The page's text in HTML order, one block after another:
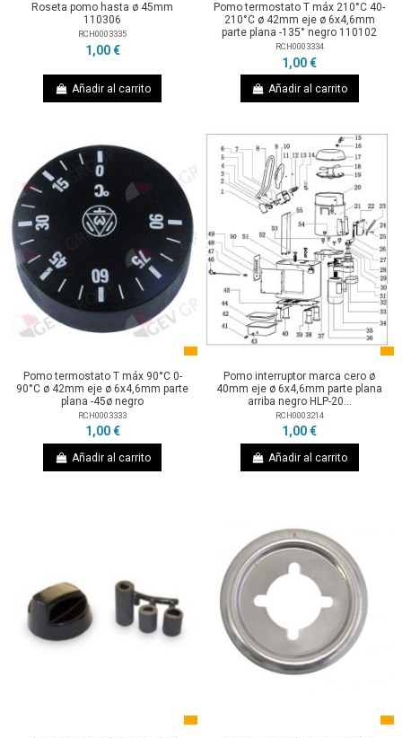
Roseta pomo hasta ø 45mm
110306
RCH0003335
1,00 €
Añadir al carrito
Pomo termostato T máx 210°C 40-
210°C ø 42mm eje ø 6x4,6mm
parte plana -135° negro 110102
RCH0003334
1,00 €
Añadir al carrito
Pomo termostato T máx 90°C 0-
90°C ø 42mm eje ø 6x4,6mm parte
plana -45ø negro
RCH0003333
1,00 €
Añadir al carrito
Pomo interruptor marca cero ø
40mm eje ø 6x4,6mm parte plana
arriba negro HLP-20...
RCH0003214
1,00 €
Añadir al carrito